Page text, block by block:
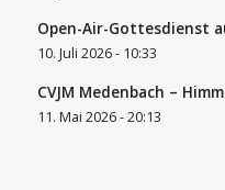
Open-Air-Gottesdienst
10. Juli 2026 - 10:33
CVJM Medenbach –
11. Mai 2026 - 20:13